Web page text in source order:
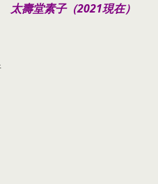
壽堂素子（2021現在）